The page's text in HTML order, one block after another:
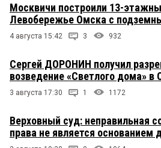
Москвичи построили 13-
Левобережье Омска с
4 августа 15:42 3 932
Сергей ДОРОНИН получил
возведение «Светлого дома» в
3 августа 17:30 1 1172
Верховный суд: неправильная
права не является основанием